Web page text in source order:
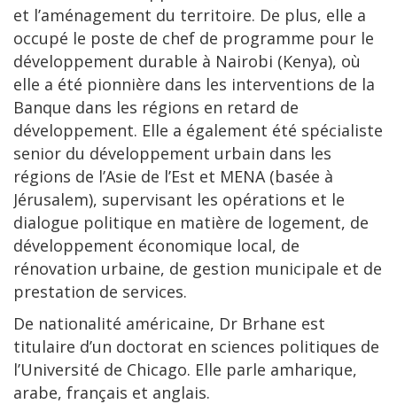
et l’aménagement du territoire. De plus, elle a
occupé le poste de chef de programme pour le
développement durable à Nairobi (Kenya), où
elle a été pionnière dans les interventions de la
Banque dans les régions en retard de
développement. Elle a également été spécialiste
senior du développement urbain dans les
régions de l’Asie de l’Est et MENA (basée à
Jérusalem), supervisant les opérations et le
dialogue politique en matière de logement, de
développement économique local, de
rénovation urbaine, de gestion municipale et de
prestation de services.
De nationalité américaine, Dr Brhane est
titulaire d’un doctorat en sciences politiques de
l’Université de Chicago. Elle parle amharique,
arabe, français et anglais.